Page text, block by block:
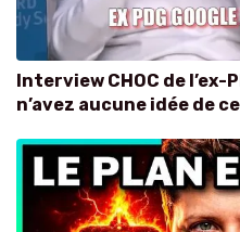
Interview CHOC de l’ex-
n’avez aucune idée de